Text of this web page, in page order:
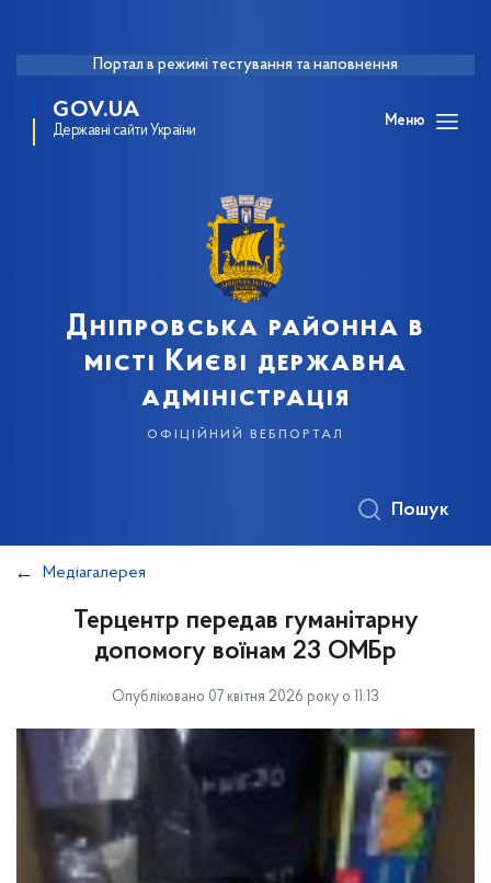
Портал в режимі тестування та наповнення
GOV.UA
Державні сайти України
Меню
Дніпровська районна в
місті Києві державна
адміністрація
офіційний вебпортал
Пошук
Медіагалерея
Терцентр передав гуманітарну
допомогу воїнам 23 ОМБр
Опубліковано 07 квітня 2026 року о 11:13